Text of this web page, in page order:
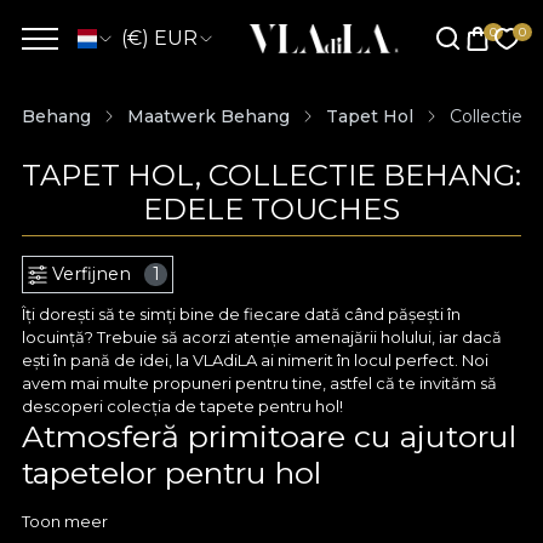
(€) EUR
Behang Maatwerk Behang Tapet Hol Collectie
TAPET HOL, COLLECTIE BEHANG:
EDELE TOUCHES
Verfijnen 1
Îți dorești să te simți bine de fiecare dată când pășești în
locuință? Trebuie să acorzi atenție amenajării holului, iar dacă
ești în pană de idei, la VLAdiLA ai nimerit în locul perfect. Noi
avem mai multe propuneri pentru tine, astfel că te invităm să
descoperi colecția de tapete pentru hol!
Atmosferă primitoare cu ajutorul
tapetelor pentru hol
Tapetul pentru hol este o cale excelentă spre un decor
Toon meer